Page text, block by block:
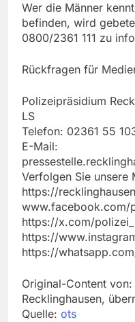
Wer die Männer
befinden, wird
0800/2361 111 zu
Rückfragen für
Polizeipräsidium
LS
Telefon: 02361 55
E-Mail:
Verfolgen Sie unsere
https://
www.facebook.com/
https://x.com/
https://
https://
Original-Content
Recklinghausen,
Quelle: ots